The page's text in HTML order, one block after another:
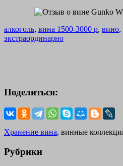
алкоголь, вина 1500-3000 р, вино,
экстраординарно
Поделиться:
Хранение вина, винные
Рубрики